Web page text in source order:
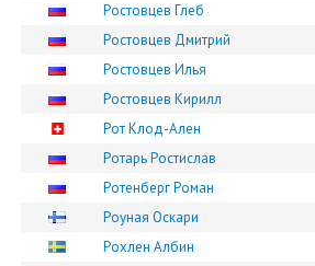
Ростовцев Глеб
Ростовцев Дмитрий
Ростовцев Илья
Ростовцев Кирилл
Рот Клод-Ален
Ротарь Ростислав
Ротенберг Роман
Роуная Оскари
Рохлен Албин